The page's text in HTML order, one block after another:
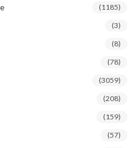
(1185)
(3)
(8)
(78)
(3059)
(208)
(159)
(57)